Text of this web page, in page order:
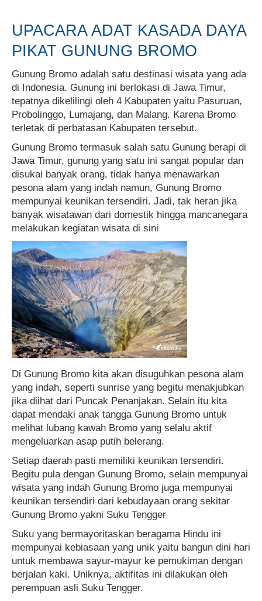
UPACARA ADAT KASADA DAYA
PIKAT GUNUNG BROMO
Gunung Bromo adalah satu destinasi wisata yang ada
di Indonesia. Gunung ini berlokasi di Jawa Timur,
tepatnya dikelilingi oleh 4 Kabupaten yaitu Pasuruan,
Probolinggo, Lumajang, dan Malang. Karena Bromo
terletak di perbatasan Kabupaten tersebut.
Gunung Bromo termasuk salah satu Gunung berapi di
Jawa Timur, gunung yang satu ini sangat popular dan
disukai banyak orang, tidak hanya menawarkan
pesona alam yang indah namun, Gunung Bromo
mempunyai keunikan tersendiri. Jadi, tak heran jika
banyak wisatawan dari domestik hingga mancanegara
melakukan kegiatan wisata di sini
Di Gunung Bromo kita akan disuguhkan pesona alam
yang indah, seperti sunrise yang begitu menakjubkan
jika diihat dari Puncak Penanjakan. Selain itu kita
dapat mendaki anak tangga Gunung Bromo untuk
melihat lubang kawah Bromo yang selalu aktif
mengeluarkan asap putih belerang.
Setiap daerah pasti memiliki keunikan tersendiri.
Begitu pula dengan Gunung Bromo, selain mempunyai
wisata yang indah Gunung Bromo juga mempunyai
keunikan tersendiri dari kebudayaan orang sekitar
Gunung Bromo yakni Suku Tengger
Suku yang bermayoritaskan beragama Hindu ini
mempunyai kebiasaan yang unik yaitu bangun dini hari
untuk membawa sayur-mayur ke pemukiman dengan
berjalan kaki. Uniknya, aktifitas ini dilakukan oleh
perempuan asli Suku Tengger.